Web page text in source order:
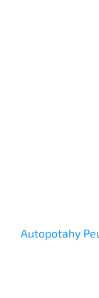
Autopotahy